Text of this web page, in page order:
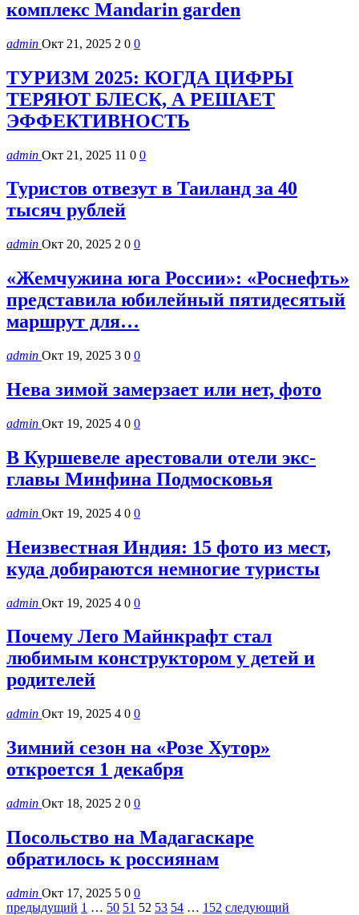
комплекс Mandarin garden
admin Окт 21, 2025 2 0 0
ТУРИЗМ 2025: КОГДА ЦИФРЫ
ТЕРЯЮТ БЛЕСК, А РЕШАЕТ
ЭФФЕКТИВНОСТЬ
admin Окт 21, 2025 11 0 0
Туристов отвезут в Таиланд за 40
тысяч рублей
admin Окт 20, 2025 2 0 0
«Жемчужина юга России»: «Роснефть»
представила юбилейный пятидесятый
маршрут для…
admin Окт 19, 2025 3 0 0
Нева зимой замерзает или нет, фото
admin Окт 19, 2025 4 0 0
В Куршевеле арестовали отели экс-
главы Минфина Подмосковья
admin Окт 19, 2025 4 0 0
Неизвестная Индия: 15 фото из мест,
куда добираются немногие туристы
admin Окт 19, 2025 4 0 0
Почему Лего Майнкрафт стал
любимым конструктором у детей и
родителей
admin Окт 19, 2025 4 0 0
Зимний сезон на «Розе Хутор»
откроется 1 декабря
admin Окт 18, 2025 2 0 0
Посольство на Мадагаскаре
обратилось к россиянам
admin Окт 17, 2025 5 0 0
предыдущий 1 … 50 51 52 53 54 … 152 следующий